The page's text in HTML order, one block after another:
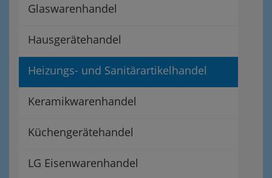
Glaswarenhandel
Hausgerätehandel
Heizungs- und Sanitärartikelhandel
Keramikwarenhandel
Küchengerätehandel
LG Eisenwarenhandel